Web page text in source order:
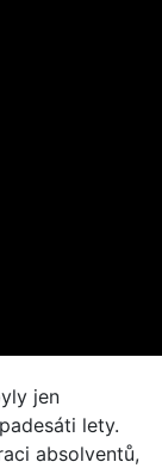
jen
lety.
absolventů,